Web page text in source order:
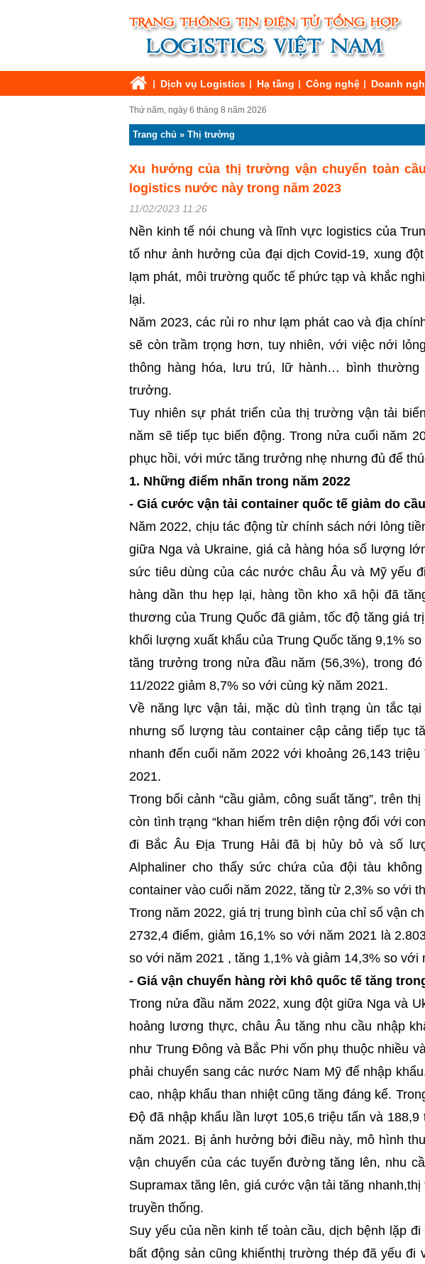
Dịch vụ Logistics Hạ tầng Công nghệ Doanh
Thứ năm, ngày 6 tháng 8 năm 2026
Trang chủ » Thị trường
Xu hướng của thị trường vận chuyển toàn
logistics nước này trong năm 2023
11/02/2023 11:26
Nền kinh tế nói chung và lĩnh vực logistics của
tố như ảnh hưởng của đại dịch Covid-19, xung
lạm phát, môi trường quốc tế phức tạp và khắc
lại.
Năm 2023, các rủi ro như lạm phát cao và địa
sẽ còn trầm trọng hơn, tuy nhiên, với việc nới
thông hàng hóa, lưu trú, lữ hành… bình
trưởng.
Tuy nhiên sự phát triển của thị trường vận tải
năm sẽ tiếp tục biến động. Trong nửa cuối năm
phục hồi, với mức tăng trưởng nhẹ nhưng đủ để
1. Những điểm nhấn trong năm 2022
- Giá cước vận tải container quốc tế giảm do
Năm 2022, chịu tác động từ chính sách nới lỏng
giữa Nga và Ukraine, giá cả hàng hóa số lượng
sức tiêu dùng của các nước châu Âu và Mỹ yếu
hàng dần thu hẹp lại, hàng tồn kho xã hội đã
thương của Trung Quốc đã giảm, tốc độ tăng giá
khối lượng xuất khẩu của Trung Quốc tăng 9,1%
tăng trưởng trong nửa đầu năm (56,3%), trong
11/2022 giảm 8,7% so với cùng kỳ năm 2021.
Về năng lực vận tải, mặc dù tình trạng ùn tắc
nhưng số lượng tàu container cập cảng tiếp tục
nhanh đến cuối năm 2022 với khoảng 26,143
2021.
Trong bối cảnh “cầu giảm, công suất tăng”, trên
còn tình trạng “khan hiếm trên diện rộng đối với
đi Bắc Âu Địa Trung Hải đã bị hủy bỏ và số
Alphaliner cho thấy sức chứa của đội tàu
container vào cuối năm 2022, tăng từ 2,3% so với
Trong năm 2022, giá trị trung bình của chỉ số vận
2732,4 điểm, giảm 16,1% so với năm 2021 là
so với năm 2021 , tăng 1,1% và giảm 14,3% so với
- Giá vận chuyển hàng rời khô quốc tế tăng
Trong nửa đầu năm 2022, xung đột giữa Nga và
hoảng lương thực, châu Âu tăng nhu cầu nhập
như Trung Đông và Bắc Phi vốn phụ thuộc nhiều
phải chuyển sang các nước Nam Mỹ để nhập
cao, nhập khẩu than nhiệt cũng tăng đáng kể.
Độ đã nhập khẩu lần lượt 105,6 triệu tấn và
năm 2021. Bị ảnh hưởng bởi điều này, mô hình
vận chuyển của các tuyến đường tăng lên, nhu
Supramax tăng lên, giá cước vận tải tăng
truyền thống.
Suy yếu của nền kinh tế toàn cầu, dịch bệnh lặp
bất động sản cũng khiếnthị trường thép đã yếu